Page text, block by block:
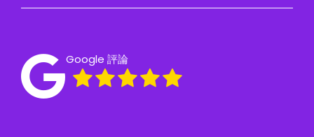
Google 評論